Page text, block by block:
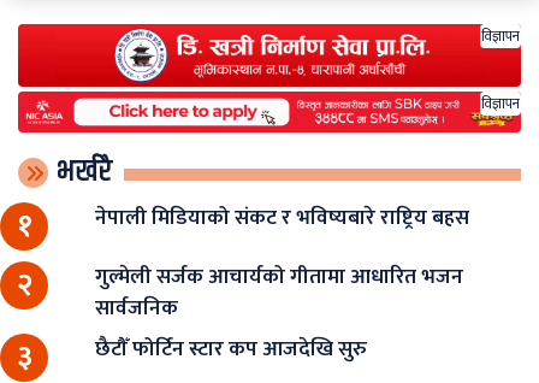
विज्ञापन
विज्ञापन
भर्खरै
१ नेपाली मिडियाको संकट र भविष्यबारे राष्ट्रिय बहस
२
गुल्मेली सर्जक आचार्यको गीतामा आधारित भजन
सार्वजनिक
३ छैटौँ फोर्टिन स्टार कप आजदेखि सुरु